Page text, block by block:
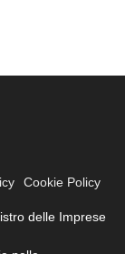
Cookie Policy
delle Imprese